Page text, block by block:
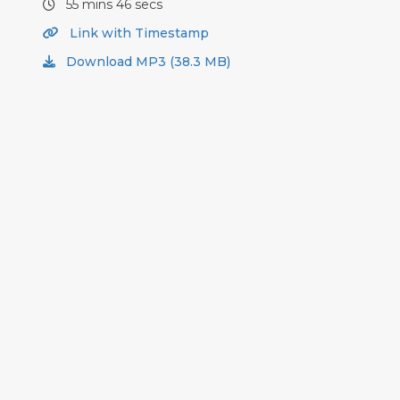
55 mins 46 secs
Link with Timestamp
Download MP3 (38.3 MB)